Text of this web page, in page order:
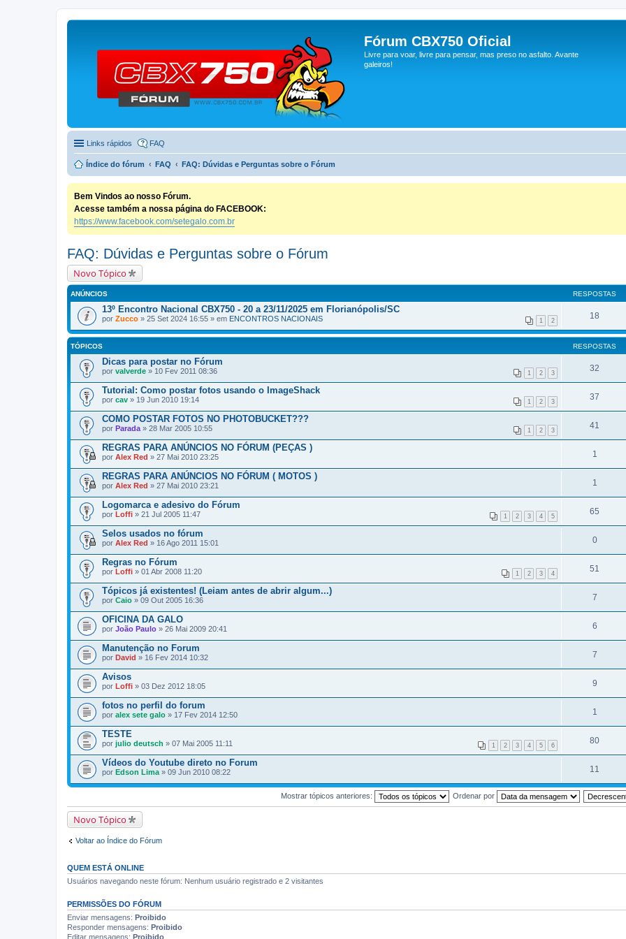
Fórum CBX750 Oficial
Livre para voar, livre para pensar, mas preso no asfalto. Avante
galeiros!
Links rápidos FAQ
Índice do fórum FAQ FAQ: Dúvidas e Perguntas sobre o Fórum
Bem Vindos ao nosso Fórum.
Acesse também a nossa página do FACEBOOK:
https://www.facebook.com/setegalo.com.br
FAQ: Dúvidas e Perguntas sobre o Fórum
Novo Tópico
ANÚNCIOS RESPOSTAS
13º Encontro Nacional CBX750 - 20 a 23/11/2025 em Florianópolis/SC
1 2
por Zucco » 25 Set 2024 16:55 » em ENCONTROS NACIONAIS 18
TÓPICOS RESPOSTAS
Dicas para postar no Fórum
1 2 3
por valverde » 10 Fev 2011 08:36 32
Tutorial: Como postar fotos usando o ImageShack
1 2 3
por cav » 19 Jun 2010 19:14 37
COMO POSTAR FOTOS NO PHOTOBUCKET???
1 2 3
por Parada » 28 Mar 2005 10:55 41
REGRAS PARA ANÚNCIOS NO FÓRUM (PEÇAS )
por Alex Red » 27 Mai 2010 23:25 1
REGRAS PARA ANÚNCIOS NO FÓRUM ( MOTOS )
por Alex Red » 27 Mai 2010 23:21 1
Logomarca e adesivo do Fórum
1 2 3 4 5
por Loffi » 21 Jul 2005 11:47 65
Selos usados no fórum
por Alex Red » 16 Ago 2011 15:01 0
Regras no Fórum
1 2 3 4
por Loffi » 01 Abr 2008 11:20 51
Tópicos já existentes! (Leiam antes de abrir algum...)
por Caio » 09 Out 2005 16:36 7
OFICINA DA GALO
por João Paulo » 26 Mai 2009 20:41 6
Manutenção no Forum
por David » 16 Fev 2014 10:32 7
Avisos
por Loffi » 03 Dez 2012 18:05 9
fotos no perfil do forum
por alex sete galo » 17 Fev 2014 12:50 1
TESTE
1 2 3 4 5 6
por julio deutsch » 07 Mai 2005 11:11 80
Vídeos do Youtube direto no Forum
por Edson Lima » 09 Jun 2010 08:22 11
Mostrar tópicos anteriores: Ordenar por
Novo Tópico
Voltar ao Índice do Fórum
QUEM ESTÁ ONLINE
Usuários navegando neste fórum: Nenhum usuário registrado e 2 visitantes
PERMISSÕES DO FÓRUM
Enviar mensagens: Proibido
Responder mensagens: Proibido
Editar mensagens: Proibido